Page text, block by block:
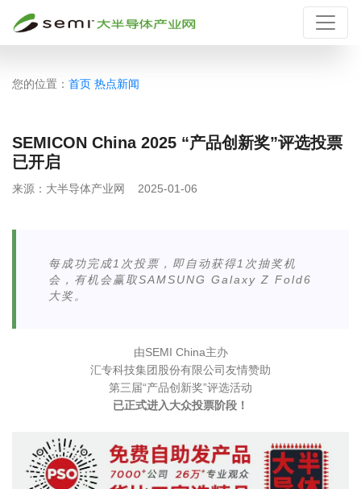
您的位置： 首页 热点新闻
SEMICON China 2025 “产品创新奖”评选投票
已开启
来源： 大半导体产业网 2025-01-06
每成功完成1次投票，即自动获得1次抽奖机
会，有机会赢取SAMSUNG Galaxy Z Fold6
大奖。
由SEMI China主办
汇专科技集团股份有限公司友情赞助
第三届“产品创新奖”评选活动
已正式进入大众投票阶段！